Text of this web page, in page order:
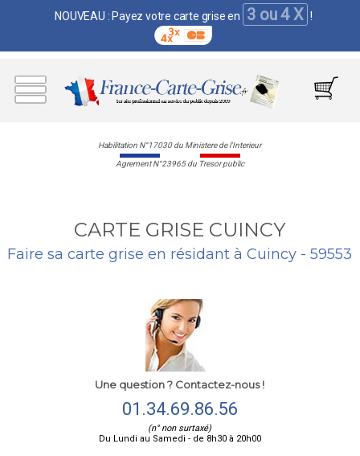
NOUVEAU : Payez votre carte grise en 3 ou 4 X !
Habilitation N°17030 du Ministere de l'Interieur
Agrement N°23965 du Tresor public
CARTE GRISE CUINCY
Faire sa carte grise en résidant à Cuincy - 59553
Une question ? Contactez-nous !
01.34.69.86.56
(n° non surtaxé)
Du Lundi au Samedi - de 8h30 à 20h00